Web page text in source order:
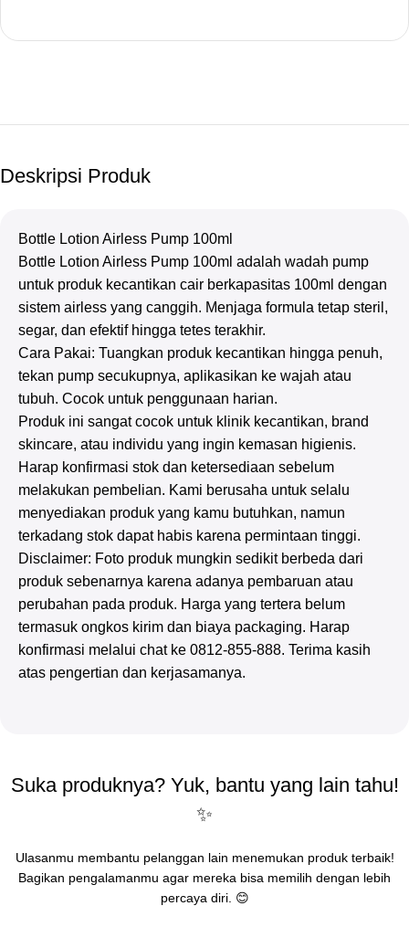
Deskripsi Produk
Bottle Lotion Airless Pump 100ml
Bottle Lotion Airless Pump 100ml adalah wadah pump
untuk produk kecantikan cair berkapasitas 100ml dengan
sistem airless yang canggih. Menjaga formula tetap steril,
segar, dan efektif hingga tetes terakhir.
Cara Pakai: Tuangkan produk kecantikan hingga penuh,
tekan pump secukupnya, aplikasikan ke wajah atau
tubuh. Cocok untuk penggunaan harian.
Produk ini sangat cocok untuk klinik kecantikan, brand
skincare, atau individu yang ingin kemasan higienis.
Harap konfirmasi stok dan ketersediaan sebelum
melakukan pembelian. Kami berusaha untuk selalu
menyediakan produk yang kamu butuhkan, namun
terkadang stok dapat habis karena permintaan tinggi.
Disclaimer: Foto produk mungkin sedikit berbeda dari
produk sebenarnya karena adanya pembaruan atau
perubahan pada produk. Harga yang tertera belum
termasuk ongkos kirim dan biaya packaging. Harap
konfirmasi melalui chat ke 0812-855-888. Terima kasih
atas pengertian dan kerjasamanya.
Suka produknya? Yuk, bantu yang lain tahu!
✨
Ulasanmu membantu pelanggan lain menemukan produk terbaik!
Bagikan pengalamanmu agar mereka bisa memilih dengan lebih
percaya diri. 😊